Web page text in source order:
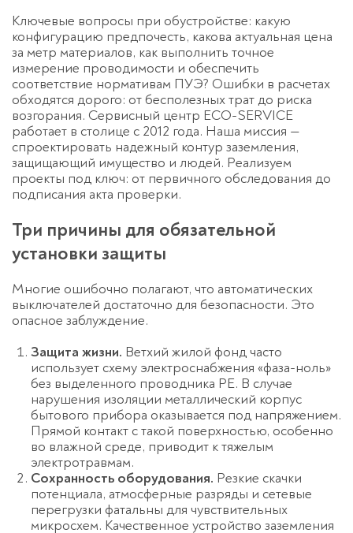
Ключевые вопросы при обустройстве: какую
конфигурацию предпочесть, какова актуальная цена
за метр материалов, как выполнить точное
измерение проводимости и обеспечить
соответствие нормативам ПУЭ? Ошибки в расчетах
обходятся дорого: от бесполезных трат до риска
возгорания. Сервисный центр ECO-SERVICE
работает в столице с 2012 года. Наша миссия —
спроектировать надежный контур заземления,
защищающий имущество и людей. Реализуем
проекты под ключ: от первичного обследования до
подписания акта проверки.
Три причины для обязательной
установки защиты
Многие ошибочно полагают, что автоматических
выключателей достаточно для безопасности. Это
опасное заблуждение.
Защита жизни. Ветхий жилой фонд часто
использует схему электроснабжения «фаза-ноль»
без выделенного проводника PE. В случае
нарушения изоляции металлический корпус
бытового прибора оказывается под напряжением.
Прямой контакт с такой поверхностью, особенно
во влажной среде, приводит к тяжелым
электротравмам.
Сохранность оборудования. Резкие скачки
потенциала, атмосферные разряды и сетевые
перегрузки фатальны для чувствительных
микросхем. Качественное устройство заземления
Спасибо!
Менеджер свяжется с вами в
течение 3-x минут.